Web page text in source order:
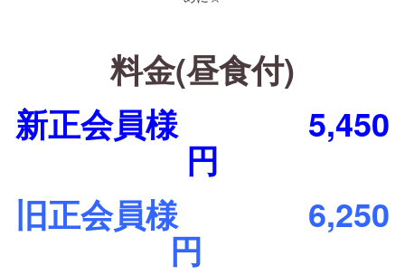
料金(昼食付)
新正会員様 5,450
円
旧正会員様 6,250
円